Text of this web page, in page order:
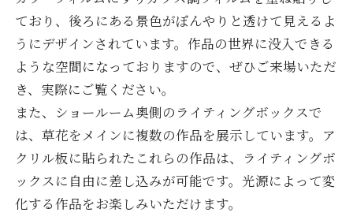
ており、後ろにある景色がぼんやりと透けて見えるよ
うにデザインされています。作品の世界に没入できる
ような空間になっておりますので、ぜひご来場いただ
き、実際にご覧ください。
また、ショールーム奥側のライティングボックスで
は、草花をメインに複数の作品を展示しています。ア
クリル板に貼られたこれらの作品は、ライティングボ
ックスに自由に差し込みが可能です。光源によって変
化する作品をお楽しみいただけます。